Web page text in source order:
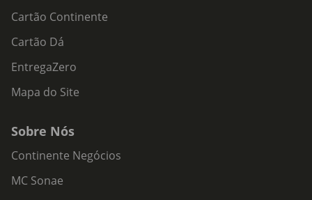
Cartão Continente
Cartão Dá
EntregaZero
Mapa do Site
Sobre Nós
Continente Negócios
MC Sonae